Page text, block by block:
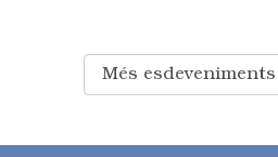
Més esdeveniments